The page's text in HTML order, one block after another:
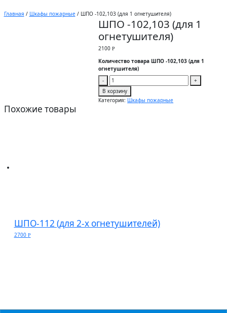
Главная / Шкафы пожарные/ ШПО -102,103 (для 1 огнетушителя)
ШПО -102,103 (для 1
огнетушителя)
2100Р
Количество товара ШПО -102,103 (для 1
огнетушителя)
-
+
В корзину
Категория: Шкафы пожарные
Похожие товары
ШПО-112 (для 2-х огнетушителей)
2700 Р